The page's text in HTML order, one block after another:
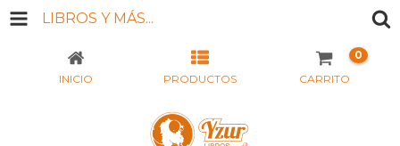
LIBROS Y MÁS...
INICIO PRODUCTOS CARRITO
0